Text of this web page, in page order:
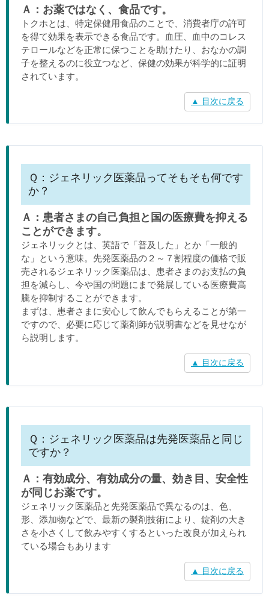
Ａ：お薬ではなく、食品です。
トクホとは、特定保健用食品のことで、消費者庁の許可
を得て効果を表示できる食品です。血圧、血中のコレス
テロールなどを正常に保つことを助けたり、おなかの調
子を整えるのに役立つなど、保健の効果が科学的に証明
されています。
▲ 目次に戻る
Ｑ：ジェネリック医薬品ってそもそも何です
か？
Ａ：患者さまの自己負担と国の医療費を抑える
ことができます。
ジェネリックとは、英語で「普及した」とか「一般的
な」という意味。先発医薬品の２～７割程度の価格で販
売されるジェネリック医薬品は、患者さまのお支払の負
担を減らし、今や国の問題にまで発展している医療費高
騰を抑制することができます。
まずは、患者さまに安心して飲んでもらえることが第一
ですので、必要に応じて薬剤師が説明書などを見せなが
ら説明します。
▲ 目次に戻る
Ｑ：ジェネリック医薬品は先発医薬品と同じ
ですか？
Ａ：有効成分、有効成分の量、効き目、安全性
が同じお薬です。
ジェネリック医薬品と先発医薬品で異なるのは、色、
形、添加物などで、最新の製剤技術により、錠剤の大き
さを小さくして飲みやすくするといった改良が加えられ
ている場合もあります
▲ 目次に戻る